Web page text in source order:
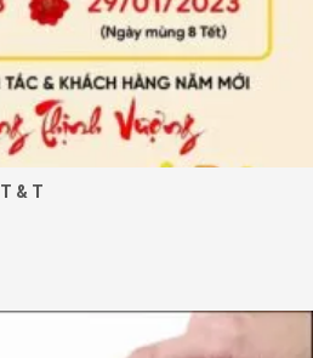
& T